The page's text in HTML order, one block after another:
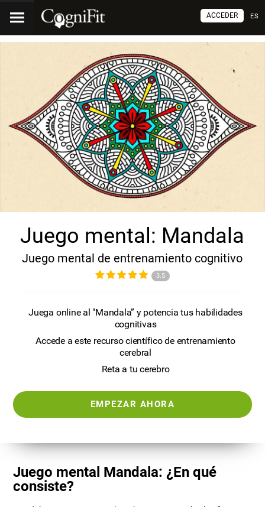
ES
ACCEDER
Juego mental: Mandala
Juego mental de entrenamiento cognitivo
3.5
Juega online al "Mandala” y potencia tus habilidades
cognitivas
Accede a este recurso científico de entrenamiento
cerebral
Reta a tu cerebro
EMPEZAR AHORA
Juego mental Mandala: ¿En qué
consiste?